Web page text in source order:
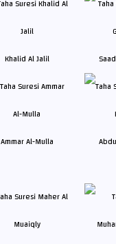
Khalid Al Jalil
Ammar Al-Mulla